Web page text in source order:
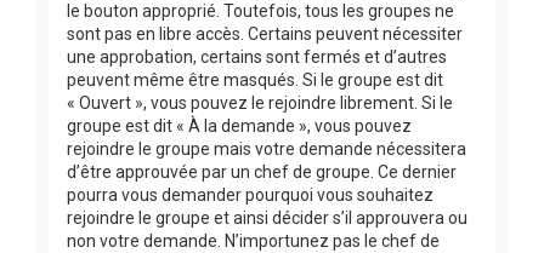
le bouton approprié. Toutefois, tous les groupes ne
sont pas en libre accès. Certains peuvent nécessiter
une approbation, certains sont fermés et d’autres
peuvent même être masqués. Si le groupe est dit
« Ouvert », vous pouvez le rejoindre librement. Si le
groupe est dit « À la demande », vous pouvez
rejoindre le groupe mais votre demande nécessitera
d’être approuvée par un chef de groupe. Ce dernier
pourra vous demander pourquoi vous souhaitez
rejoindre le groupe et ainsi décider s’il approuvera ou
non votre demande. N’importunez pas le chef de